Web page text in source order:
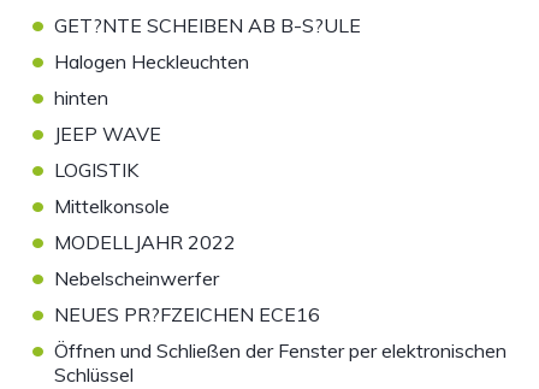
• GET?NTE SCHEIBEN AB B-S?ULE
• Halogen Heckleuchten
• hinten
• JEEP WAVE
• LOGISTIK
• Mittelkonsole
• MODELLJAHR 2022
• Nebelscheinwerfer
• NEUES PR?FZEICHEN ECE16
• Öffnen und Schließen der Fenster per elektronischen
Schlüssel